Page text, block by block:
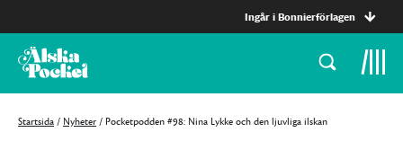
Ingår i Bonnierförlagen
Startsida / Nyheter / Pocketpodden #98: Nina Lykke och den ljuvliga ilskan